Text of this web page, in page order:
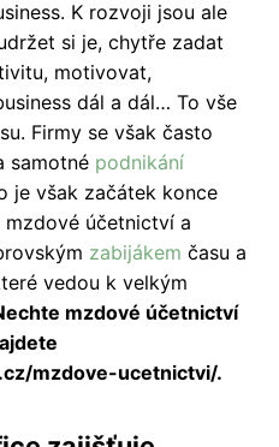
K rozvoji jsou ale
si je, chytře zadat
motivovat,
dál a dál… To vše
Firmy se však často
samotné podnikání
je však začátek konce
mzdové účetnictví a
zabijákem času a
vedou k velkým
mzdové účetnictví
mzdove-ucetnictvi/.